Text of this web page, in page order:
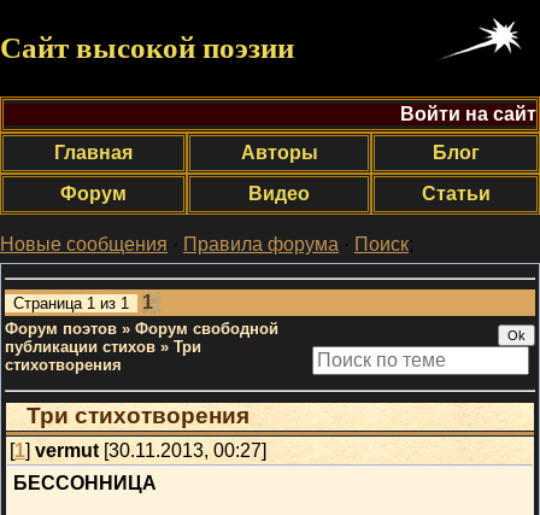
Сайт высокой поэзии
Войти на сайт
Главная
Авторы
Блог
Форум
Видео Статьи
Новые сообщения · Правила форума · Поиск;
Страница 1 из 1 1
Форум поэтов » Форум свободной
публикации стихов » Три
стихотворения
Три стихотворения
[1] vermut [30.11.2013, 00:27]
БЕССОННИЦА